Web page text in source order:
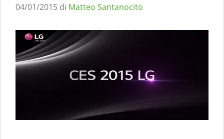
04/01/2015 di Matteo Santanocito